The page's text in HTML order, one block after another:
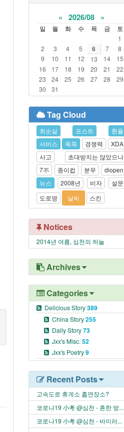
« 2026/08 »
일 월 화 수 목 금 토
1
2
3 4 5 6 7
8
9
10 11 12 13 14
15
16
17 18 19 20 21
22
23
24 25 26 27 28
29
30
31
Tag Cloud
최순실 포스트
환율
서비스
폭죽 경쟁력
XDA
사고
초대받지는 않았으나
7不
종이컵 분무
diopen
뉴스
2008년 비자
설문
도로명
날씨 스킨
Notices
2014년 여름, 심천의 하늘
Archives
Categories
Delicious Story389
China Story255
Daily Story73
Jxx's Misc. 52
Jxx's Poetry9
Recent Posts
고속도로 휴게소 흡연장소?
코로나19 小考 @심천 - 흔한 방...
코로나19 小考 @심천 - 바이러...